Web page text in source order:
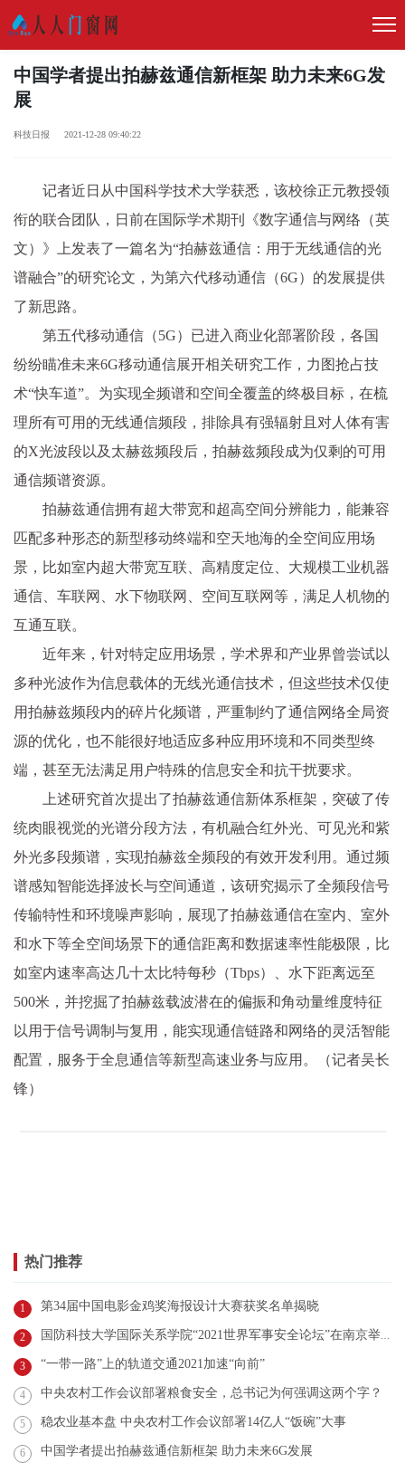
中国学者提出拍赫兹通信新框架 助力未来6G发
展
科技日报 2021-12-28 09:40:22
记者近日从中国科学技术大学获悉，该校徐正元教授领
衔的联合团队，日前在国际学术期刊《数字通信与网络（英
文）》上发表了一篇名为“拍赫兹通信：用于无线通信的光
谱融合”的研究论文，为第六代移动通信（6G）的发展提供
了新思路。
第五代移动通信（5G）已进入商业化部署阶段，各国
纷纷瞄准未来6G移动通信展开相关研究工作，力图抢占技
术“快车道”。为实现全频谱和空间全覆盖的终极目标，在梳
理所有可用的无线通信频段，排除具有强辐射且对人体有害
的X光波段以及太赫兹频段后，拍赫兹频段成为仅剩的可用
通信频谱资源。
拍赫兹通信拥有超大带宽和超高空间分辨能力，能兼容
匹配多种形态的新型移动终端和空天地海的全空间应用场
景，比如室内超大带宽互联、高精度定位、大规模工业机器
通信、车联网、水下物联网、空间互联网等，满足人机物的
互通互联。
近年来，针对特定应用场景，学术界和产业界曾尝试以
多种光波作为信息载体的无线光通信技术，但这些技术仅使
用拍赫兹频段内的碎片化频谱，严重制约了通信网络全局资
源的优化，也不能很好地适应多种应用环境和不同类型终
端，甚至无法满足用户特殊的信息安全和抗干扰要求。
上述研究首次提出了拍赫兹通信新体系框架，突破了传
统肉眼视觉的光谱分段方法，有机融合红外光、可见光和紫
外光多段频谱，实现拍赫兹全频段的有效开发利用。通过频
谱感知智能选择波长与空间通道，该研究揭示了全频段信号
传输特性和环境噪声影响，展现了拍赫兹通信在室内、室外
和水下等全空间场景下的通信距离和数据速率性能极限，比
如室内速率高达几十太比特每秒（Tbps）、水下距离远至
500米，并挖掘了拍赫兹载波潜在的偏振和角动量维度特征
以用于信号调制与复用，能实现通信链路和网络的灵活智能
配置，服务于全息通信等新型高速业务与应用。（记者吴长
锋）
热门推荐
1 第34届中国电影金鸡奖海报设计大赛获奖名单揭晓
2 国防科技大学国际关系学院“2021世界军事安全论坛”在南京举行
3 “一带一路”上的轨道交通2021加速“向前”
4 中央农村工作会议部署粮食安全，总书记为何强调这两个字？
5 稳农业基本盘 中央农村工作会议部署14亿人“饭碗”大事
6 中国学者提出拍赫兹通信新框架 助力未来6G发展